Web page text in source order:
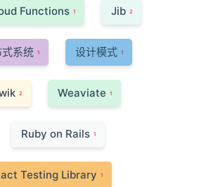
Functions 1 Jib 2
式系统 1 设计模式 1
2 Weaviate 1
Ruby on Rails 1
Testing Library 1